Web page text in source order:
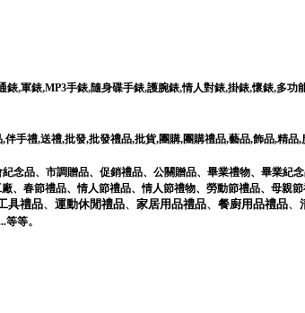
錶,軍錶,MP3手錶,隨身碟手錶,護腕錶,情人對錶,掛錶,懷錶,多功
,伴手禮,送禮,批發,批發禮品,批貨,團購,團購禮品,藝品,飾品,精品,
紀念品、 市調贈品、 促銷禮品、 公關贈品、 畢業禮物、 畢業紀
、 春節禮品、情人節禮品、情人節禮物、 勞動節禮品、 母親
具禮品、 運動休閒禮品、 家居用品禮品、 餐廚用品禮品、
等等。